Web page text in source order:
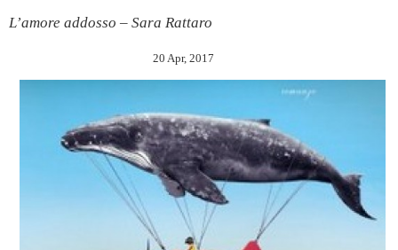
L’amore addosso – Sara Rattaro
20 Apr, 2017